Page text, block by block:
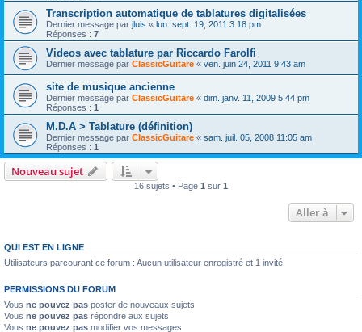
Transcription automatique de tablatures digitalisées
Dernier message par jluis « lun. sept. 19, 2011 3:18 pm
Réponses : 7
Videos avec tablature par Riccardo Farolfi
Dernier message par ClassicGuitare « ven. juin 24, 2011 9:43 am
site de musique ancienne
Dernier message par ClassicGuitare « dim. janv. 11, 2009 5:44 pm
Réponses : 1
M.D.A > Tablature (définition)
Dernier message par ClassicGuitare « sam. juil. 05, 2008 11:05 am
Réponses : 1
Nouveau sujet
16 sujets • Page 1 sur 1
Aller à
QUI EST EN LIGNE
Utilisateurs parcourant ce forum : Aucun utilisateur enregistré et 1 invité
PERMISSIONS DU FORUM
Vous ne pouvez pas poster de nouveaux sujets
Vous ne pouvez pas répondre aux sujets
Vous ne pouvez pas modifier vos messages